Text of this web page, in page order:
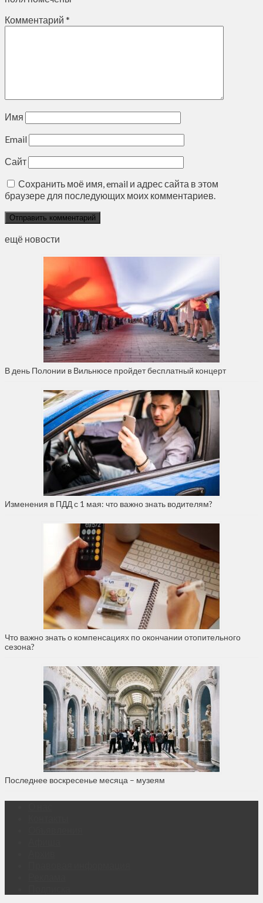
Комментарий *
Имя
Email
Сайт
Сохранить моё имя, email и адрес сайта в этом
браузере для последующих моих комментариев.
ещё новости
В день Полонии в Вильнюсе пройдет бесплатный концерт
Изменения в ПДД с 1 мая: что важно знать водителям?
Что важно знать о компенсациях по окончании отопительного
сезона?
Последнее воскресенье месяца – музеям